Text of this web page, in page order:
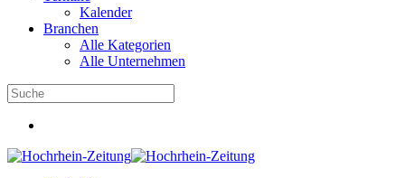
Kalender
Branchen
Alle Kategorien
Alle Unternehmen